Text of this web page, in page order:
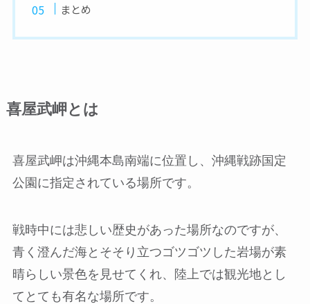
まとめ
喜屋武岬とは
喜屋武岬は沖縄本島南端に位置し、沖縄戦跡国定
公園に指定されている場所です。
戦時中には悲しい歴史があった場所なのですが、
青く澄んだ海とそそり立つゴツゴツした岩場が素
晴らしい景色を見せてくれ、陸上では観光地とし
てとても有名な場所です。